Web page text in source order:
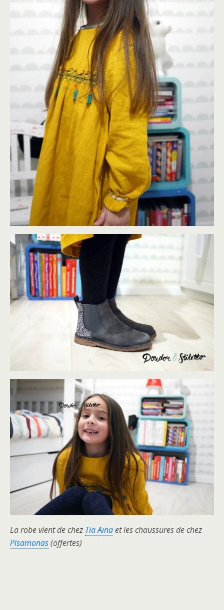
La robe vient de chez Tia Aïnaet les chaussures de chez
Pisamonas(offertes)